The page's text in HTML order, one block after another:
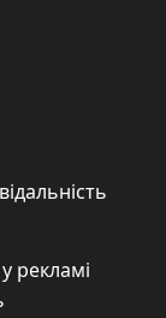
рекламі